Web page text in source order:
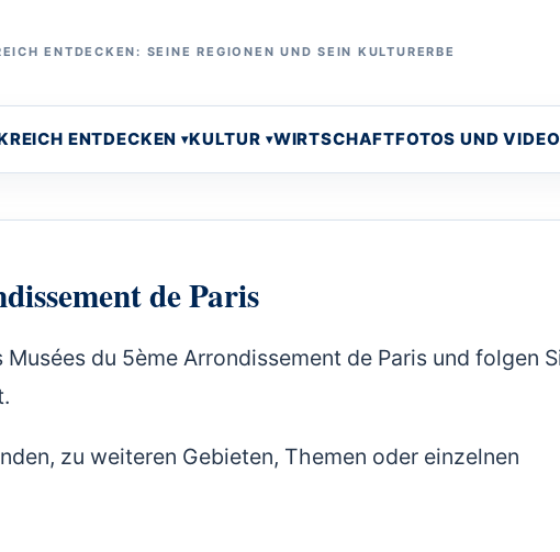
ENTDECKEN: SEINE REGIONEN UND SEIN KULTURERBE
ENTDECKEN KULTUR WIRTSCHAFTFOTOS UND
de Paris
du 5ème Arrondissement de Paris und folgen
zu weiteren Gebieten, Themen oder einzelnen